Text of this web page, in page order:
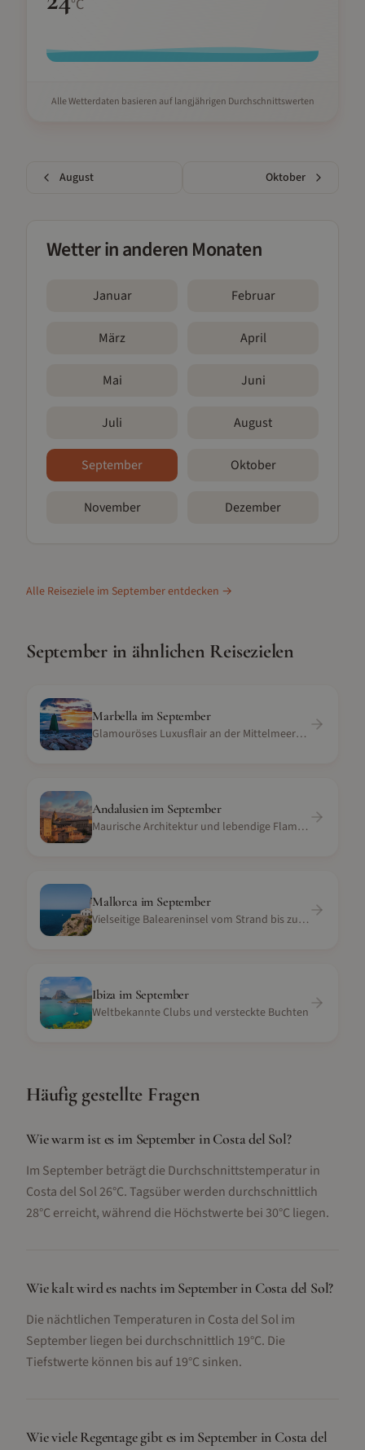
°C
Alle Wetterdaten basieren auf langjährigen Durchschnittswerten
August Oktober
Wetter in anderen Monaten
Januar Februar
März April
Mai Juni
Juli August
September Oktober
November Dezember
Alle Reiseziele im Septemberentdecken →
Septemberin ähnlichen Reisezielen
Marbella im September
Glamouröses Luxusflair an der Mittelmeerküste
Andalusienim September
Maurische Architektur und lebendige Flamenco-Kultur
Mallorca im September
Vielseitige Baleareninsel vom Strand bis zur Serra
Ibiza im September
Weltbekannte Clubs und versteckte Buchten
Häufig gestellte Fragen
Wie warm ist es im September in Costa del Sol?
Im September beträgt die Durchschnittstemperatur in
Costa del Sol 26°C. Tagsüber werden durchschnittlich
28°C erreicht, während die Höchstwerte bei 30°C liegen.
Wie kalt wird es nachts im September in Costa del Sol?
Die nächtlichen Temperaturen in Costa del Sol im
September liegen bei durchschnittlich 19°C. Die
Tiefstwerte können bis auf 19°C sinken.
Wie viele Regentage gibt es im September in Costa del